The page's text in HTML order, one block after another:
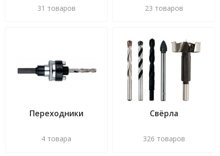
31 товаров 23 товаров
Переходники
4 товара
Свёрла
326 товаров